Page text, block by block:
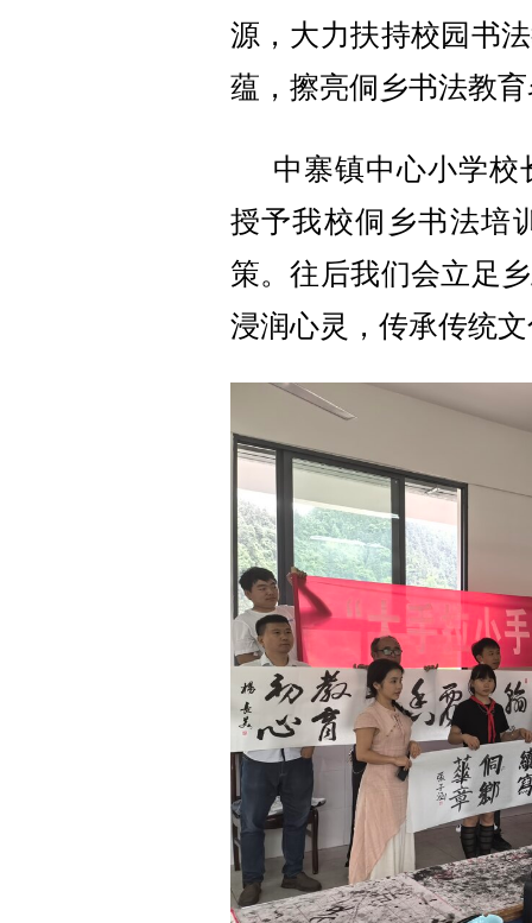
源，大力扶持校园书
蕴，擦亮侗乡书法教
中寨镇中心小学校
授予我校侗乡书法培
策。往后我们会立足
浸润心灵，传承传统